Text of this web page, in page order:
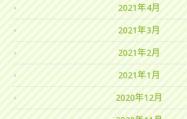
2021年4月
2021年3月
2021年2月
2021年1月
2020年12月